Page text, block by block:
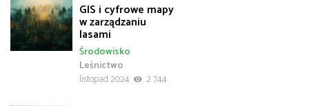
GIS i cyfrowe mapy
w zarządzaniu
lasami
Leśnictwo
Środowisko
listopad 2024
2 744